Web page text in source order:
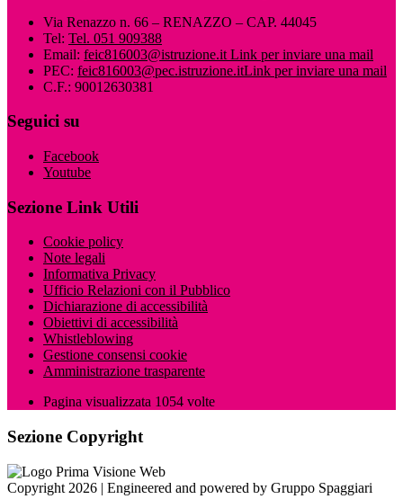
Via Renazzo n. 66 – RENAZZO – CAP. 44045
Tel: Tel. 051 909388
Email: feic816003@istruzione.it Link per inviare una mail
PEC: feic816003@pec.istruzione.itLink per inviare una mail
C.F.: 90012630381
Seguici su
Facebook
Youtube
Sezione Link Utili
Cookie policy
Note legali
Informativa Privacy
Ufficio Relazioni con il Pubblico
Dichiarazione di accessibilità
Obiettivi di accessibilità
Whistleblowing
Gestione consensi cookie
Amministrazione trasparente
Pagina visualizzata 1054 volte
Sezione Copyright
Copyright 2026 | Engineered and powered by Gruppo Spaggiari